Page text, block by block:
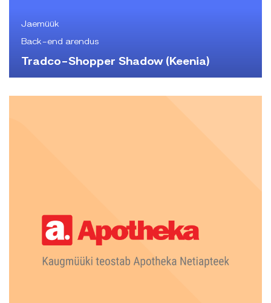
Jaemüük
Back-end arendus
Tradco-Shopper Shadow (Keenia)